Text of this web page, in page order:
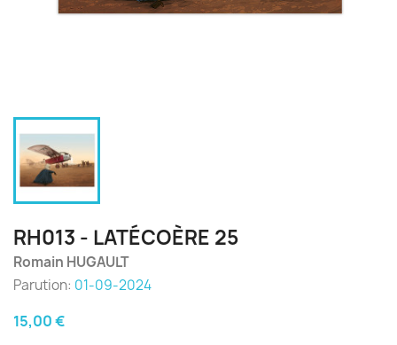
RH013 - LATÉCOÈRE 25
Romain HUGAULT
Parution: 01-09-2024
15,00 €